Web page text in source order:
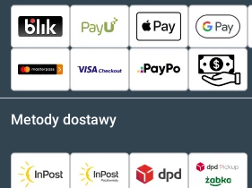
Metody dostawy